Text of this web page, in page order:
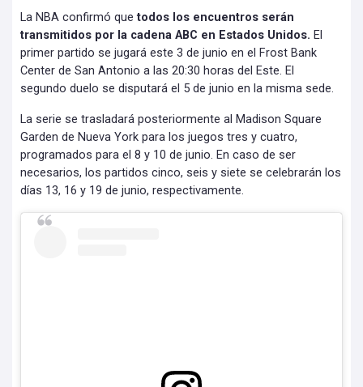
La NBA confirmó quetodos los encuentros serán
transmitidos por la cadena ABC en Estados Unidos. El
primer partido se jugará este 3 de junio en el Frost Bank
Center de San Antonio a las 20:30 horas del Este. El
segundo duelo se disputará el 5 de junio en la misma sede.
La serie se trasladará posteriormente al Madison Square
Garden de Nueva York para los juegos tres y cuatro,
programados para el 8 y 10 de junio. En caso de ser
necesarios, los partidos cinco, seis y siete se celebrarán los
días 13, 16 y 19 de junio, respectivamente.